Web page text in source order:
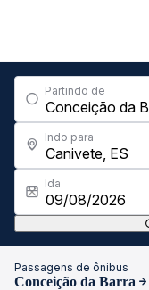
Partindo de
Indo para
Ida
Passagens de ônibus
Conceição da Barra